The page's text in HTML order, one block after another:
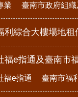
業 臺南市政府組
利綜合大樓場地租
福e指通及臺南市
福e指通 臺南市福